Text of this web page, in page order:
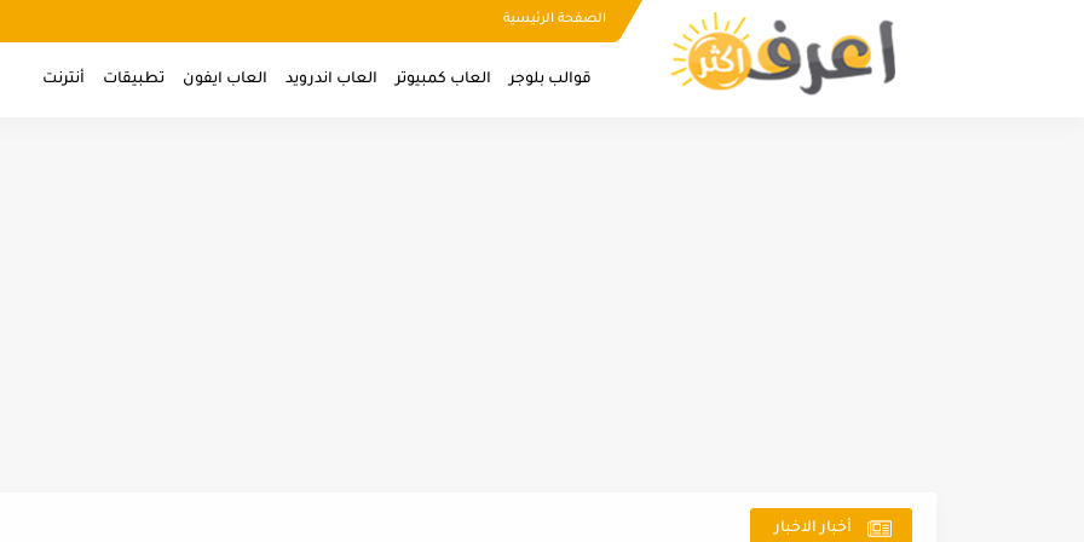
الصفحة الرئيسية
قوالب بلوجر العاب كمبيوتر العاب اندرويد العاب ايفون تطبيقات أنترنت
أخبار الاخبار